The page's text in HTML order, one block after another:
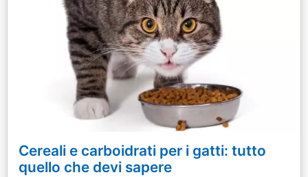
Cereali e carboidrati per i gatti: tutto
quello che devi sapere